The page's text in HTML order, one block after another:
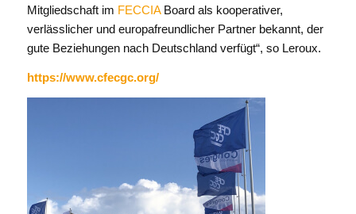
Mitgliedschaft im FECCIABoard als kooperativer,
verlässlicher und europafreundlicher Partner bekannt, der
gute Beziehungen nach Deutschland verfügt“, so Leroux.
https://www.cfecgc.org/